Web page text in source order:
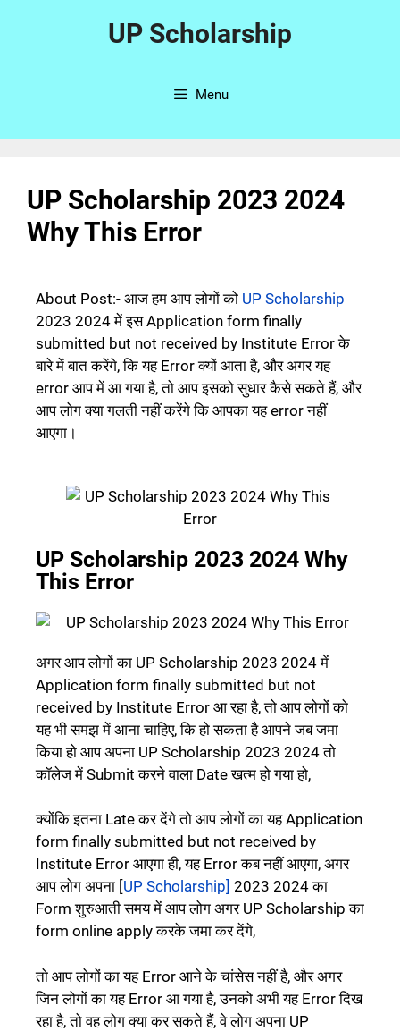
UP Scholarship
Menu
UP Scholarship 2023 2024
Why This Error
About Post:- आज हम आप लोगों को UP Scholarship
2023 2024 में इस Application form finally
submitted but not received by Institute Error के
बारे में बात करेंगे, कि यह Error क्यों आता है, और अगर यह
error आप में आ गया है, तो आप इसको सुधार कैसे सकते हैं, और
आप लोग क्या गलती नहीं करेंगे कि आपका यह error नहीं
आएगा।
UP Scholarship 2023 2024 Why
This Error
अगर आप लोगों का UP Scholarship 2023 2024 में
Application form finally submitted but not
received by Institute Error आ रहा है, तो आप लोगों को
यह भी समझ में आना चाहिए, कि हो सकता है आपने जब जमा
किया हो आप अपना UP Scholarship 2023 2024 तो
कॉलेज में Submit करने वाला Date खत्म हो गया हो,
क्योंकि इतना Late कर देंगे तो आप लोगों का यह Application
form finally submitted but not received by
Institute Error आएगा ही, यह Error कब नहीं आएगा, अगर
आप लोग अपना [UP Scholarship] 2023 2024 का
Form शुरुआती समय में आप लोग अगर UP Scholarship का
form online apply करके जमा कर देंगे,
तो आप लोगों का यह Error आने के चांसेस नहीं है, और अगर
जिन लोगों का यह Error आ गया है, उनको अभी यह Error दिख
रहा है, तो वह लोग क्या कर सकते हैं, वे लोग अपना UP